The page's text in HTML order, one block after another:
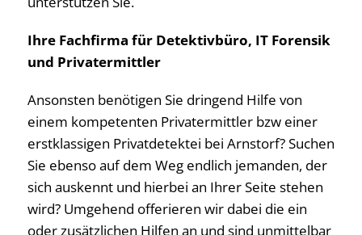
Ihre Fachfirma für Detektivbüro, IT Forensik
und Privatermittler
Ansonsten benötigen Sie dringend Hilfe von
einem kompetenten Privatermittler bzw einer
erstklassigen Privatdetektei bei Arnstorf? Suchen
Sie ebenso auf dem Weg endlich jemanden, der
sich auskennt und hierbei an Ihrer Seite stehen
wird? Umgehend offerieren wir dabei die ein
oder zusätzlichen Hilfen an und sind unmittelbar